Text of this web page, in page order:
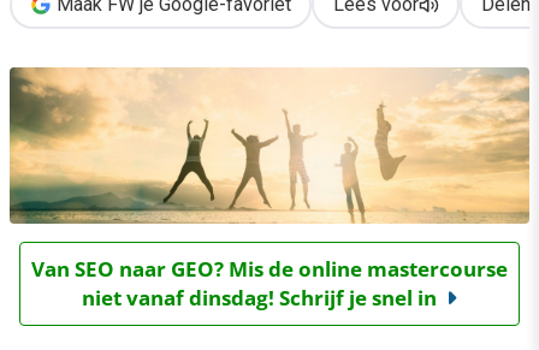
Maak FW je Google-favoriet Lees voor Delen
Van SEO naar GEO? Mis de online mastercourse
niet vanaf dinsdag! Schrijf je snel in